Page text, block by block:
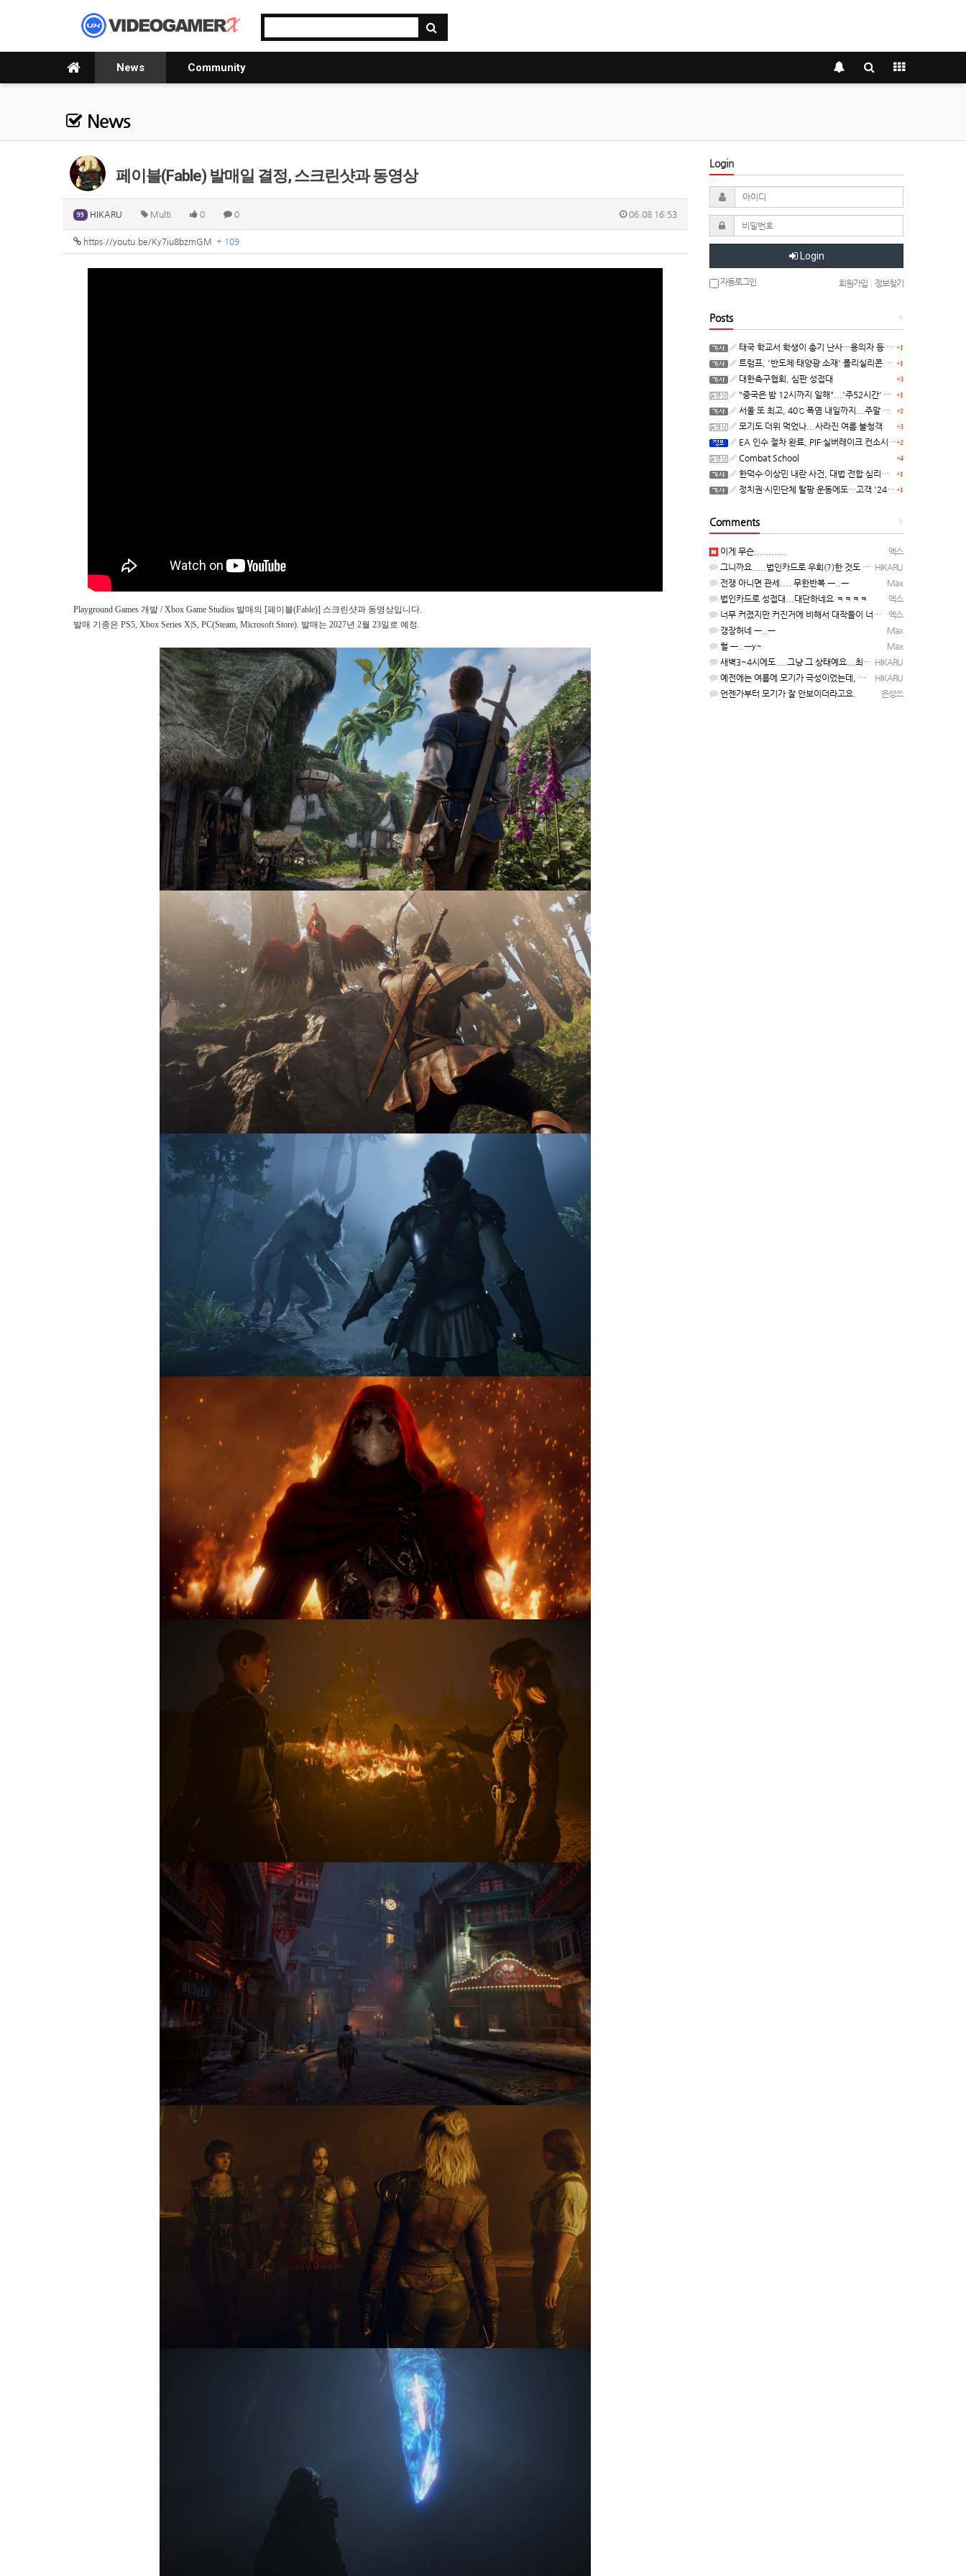
News Community
News
페이블(Fable) 발매일 결정, 스크린샷과 동영상
99 HIKARU Multi 0 0 06.08 16:53
https://youtu.be/Ky7iu8bzmGM + 109
Playground Games 개발 / Xbox Game Studios 발매의 [페이블(Fable)] 스크린샷과 동영상입니다.
발매 기종은 PS5, Xbox Series X|S, PC(Steam, Microsoft Store). 발매는 2027년 2월 23일로 예정.
Login
Login
자동로그인 회원가입 정보찾기
+
Posts
+1
태국 학교서 학생이 총기 난사…용의자 등 8명 숨져
+1
트럼프, '반도체·태양광 소재' 폴리실리콘 파생 제품에 15% 관세...한국 기업도 영향
+3
대한축구협회, 심판 성접대
+1
"중국은 밤 12시까지 일해"...'주52시간' 손볼까
+2
서울 또 최고, 40℃ 폭염 내일까지...주말 동쪽 비바람
+3
모기도 더위 먹었나...사라진 여름 불청객
+2
EA 인수 절차 완료, PIF·실버레이크 컨소시엄 산하 편입
+4
Combat School
+1
한덕수·이상민 내란 사건, 대법 전합 심리…"역사적 사법평가"(종합)
+1
정치권·시민단체 탈팡 운동에도…고객 '2470만명' 원상 회복, "고물가에 돌팡"
+
Comments
엑스
이게 무슨...........
HIKARU
그니까요.....법인카드로 우회(?)한 것도 아니고, 대놓고...ㅋ ㅋ)
Max
전쟁 아니면 관세.... 무한반복 ㅡ..ㅡ
엑스
법인카드로 성접대...대단하네요 ㅋㅋㅋㅋ
엑스
너무 커졌지만 커진거에 비해서 대작들이 너무 줄었죠.........
Max
갱장허네 ㅡ..ㅡ
Max
헐 ㅡ..ㅡy~
HIKARU
새벽3~4시에도....그냥 그 상태예요...최근 1주일은....
HIKARU
예전에는 여름에 모기가 극성이었는데, 여름에는 안나오는 것 같은.....ㅎ ㅎ)
은성쓰
언젠가부터 모기가 잘 안보이더라고요.